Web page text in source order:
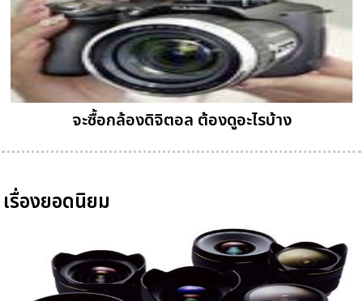
จะซื้อกล้องดิจิตอล ต้องดูอะไรบ้าง
เรื่องยอดนิยม